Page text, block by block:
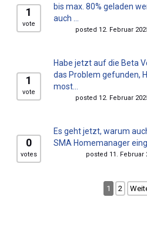
1
vote
bis max. 80% geladen
auch ...
posted 12. Februar
1
vote
Habe jetzt auf die Beta
das Problem gefunden,
most...
posted 12. Februar
0
votes
​Es geht jetzt, warum
SMA Homemanager
posted 11. Februar
1 2